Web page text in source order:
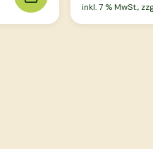
inkl.7 % MwSt.,